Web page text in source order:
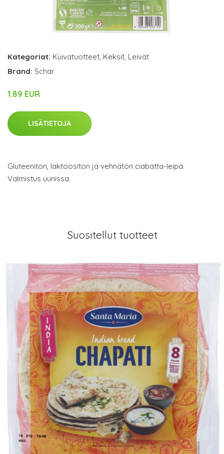
Kategoriat: Kuivatuotteet, Keksit, Leivät
Brand: Schär
1.89 EUR
LISÄTIETOJA
Gluteeniton, laktoositon ja vehnätön ciabatta-leipä.
Valmistus uunissa.
Suositellut tuotteet